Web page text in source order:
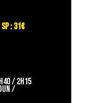
: 31€
/ 2H15
/